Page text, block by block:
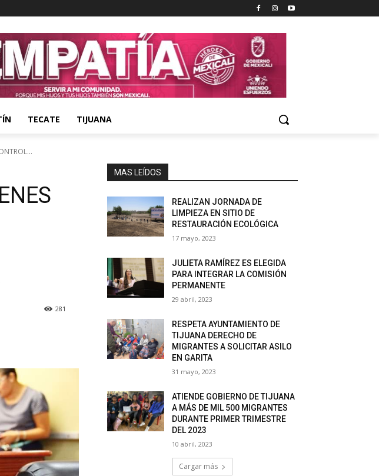
TECATE TIJUANA
281
MAS LEÍDOS
REALIZAN JORNADA DE
LIMPIEZA EN SITIO DE
RESTAURACIÓN ECOLÓGICA
17 mayo, 2023
JULIETA RAMÍREZ ES ELEGIDA
PARA INTEGRAR LA COMISIÓN
PERMANENTE
29 abril, 2023
RESPETA AYUNTAMIENTO DE
TIJUANA DERECHO DE
MIGRANTES A SOLICITAR ASILO
EN GARITA
31 mayo, 2023
ATIENDE GOBIERNO DE TIJUANA
A MÁS DE MIL 500 MIGRANTES
DURANTE PRIMER TRIMESTRE
DEL 2023
10 abril, 2023
Cargar más